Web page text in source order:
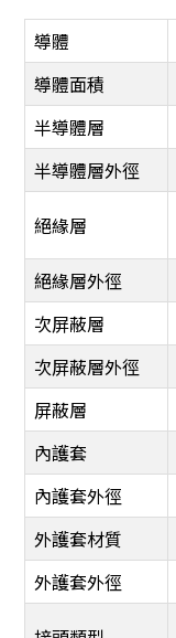
導體
導體面積
半導體層
半導體層外徑
絕緣層
絕緣層外徑
次屏蔽層
次屏蔽層外徑
屏蔽層
內護套
內護套外徑
外護套材質
外護套外徑